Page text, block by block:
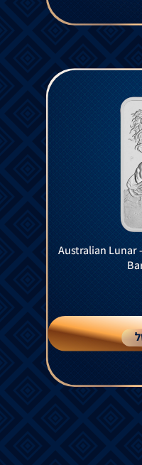
Australian Lunar